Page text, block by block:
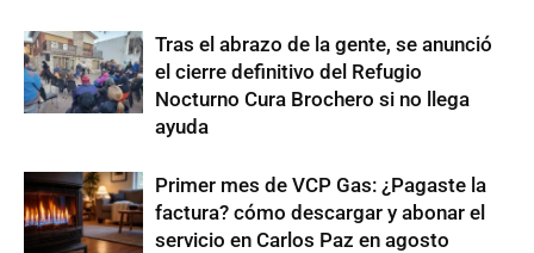
Tras el abrazo de la gente, se anunció
el cierre definitivo del Refugio
Nocturno Cura Brochero si no llega
ayuda
Primer mes de VCP Gas: ¿Pagaste la
factura? cómo descargar y abonar el
servicio en Carlos Paz en agosto